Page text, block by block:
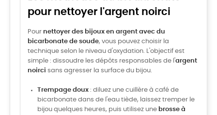
pour nettoyer l'argent noirci
Pour nettoyer des bijoux en argent avec du
bicarbonate de soude, vous pouvez choisir la
technique selon le niveau d'oxydation. L'objectif est
simple : dissoudre les dépôts responsables de l'argent
noirci sans agresser la surface du bijou.
Trempage doux : diluez une cuillère à café de
bicarbonate dans de l'eau tiède, laissez tremper le
bijou quelques heures, puis utilisez une brosse à